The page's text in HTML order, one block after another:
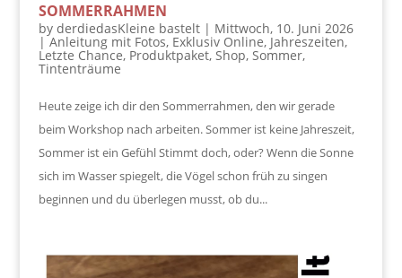
SOMMERRAHMEN
by derdiedasKleine bastelt| Mittwoch, 10. Juni 2026
|Anleitung mit Fotos, Exklusiv Online, Jahreszeiten,
Letzte Chance, Produktpaket, Shop, Sommer,
Tintenträume
Heute zeige ich dir den Sommerrahmen, den wir gerade
beim Workshop nach arbeiten. Sommer ist keine Jahreszeit,
Sommer ist ein Gefühl Stimmt doch, oder? Wenn die Sonne
sich im Wasser spiegelt, die Vögel schon früh zu singen
beginnen und du überlegen musst, ob du...